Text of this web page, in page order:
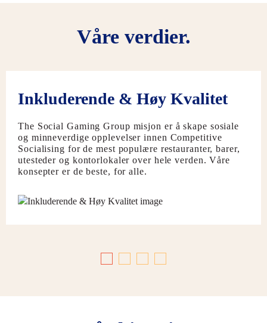
Våre verdier.
Inkluderende & Høy Kvalitet
The Social Gaming Group misjon er å skape sosiale
og minneverdige opplevelser innen Competitive
Socialising for de mest populære restauranter, barer,
utesteder og kontorlokaler over hele verden. Våre
konsepter er de beste, for alle.